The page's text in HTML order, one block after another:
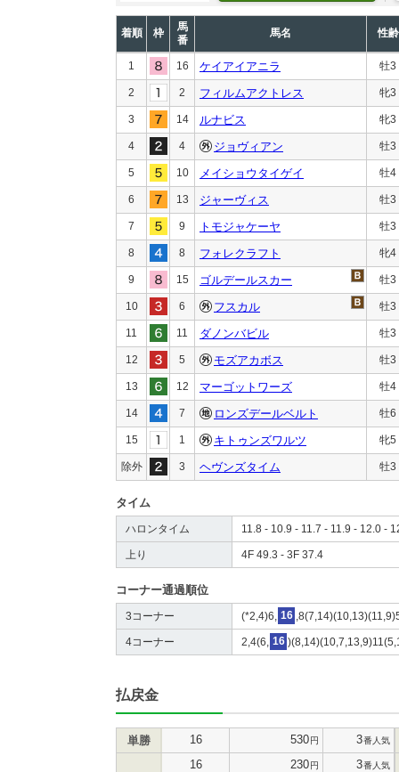
着順 枠
馬
番
馬名 性齢
1 16 ケイアイアニラ 牡3
2 2 フィルムアクトレス 牝3
3 14 ルナビス 牝3
4 4 ジョヴィアン 牡3
5 10 メイショウタイゲイ 牡4
6 13 ジャーヴィス 牡3
7 9 トモジャケーヤ 牡3
8 8 フォレクラフト 牝4
9 15 ゴルデールスカー 牡3
10 6 フスカル 牡3
11 11 ダノンバビル 牡3
12 5 モズアカボス 牡3
13 12 マーゴットワーズ 牡4
14 7 ロンズデールベルト 牡6
15 1 キトゥンズワルツ 牝5
除外 3 ヘヴンズタイム 牡3
タイム
ハロンタイム 11.8 - 10.9 - 11.7 - 11.9 - 12.0 -
上り 4F 49.3 - 3F 37.4
コーナー通過順位
3コーナー (*2,4)6, 16
4コーナー 2,4(6, 16
払戻金
単勝 16 530円 3番人気
16 230円 3番人気